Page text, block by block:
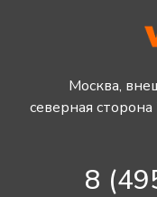
Москва,
северная
8